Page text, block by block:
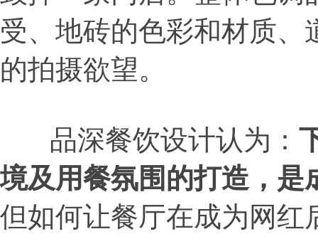
受、地砖的色彩和材质
的拍摄欲望。
品深餐饮设计认为：
境及用餐氛围的打造，是
但如何让餐厅在成为网红